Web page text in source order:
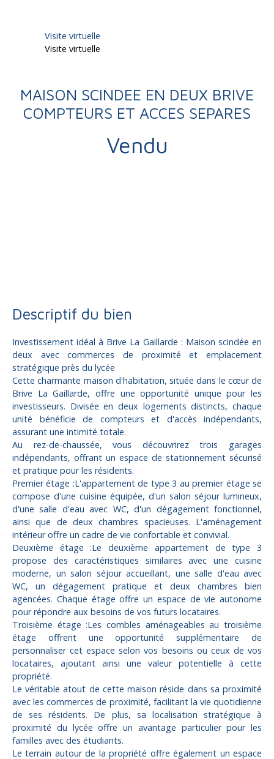
Visite virtuelle
Visite virtuelle
MAISON SCINDEE EN DEUX BRIVE
COMPTEURS ET ACCES SEPARES
Vendu
Descriptif du bien
Investissement idéal à Brive La Gaillarde : Maison scindée en
deux avec commerces de proximité et emplacement
stratégique près du lycée
Cette charmante maison d'habitation, située dans le cœur de
Brive La Gaillarde, offre une opportunité unique pour les
investisseurs. Divisée en deux logements distincts, chaque
unité bénéficie de compteurs et d'accès indépendants,
assurant une intimité totale.
Au rez-de-chaussée, vous découvrirez trois garages
indépendants, offrant un espace de stationnement sécurisé
et pratique pour les résidents.
Premier étage :L'appartement de type 3 au premier étage se
compose d'une cuisine équipée, d'un salon séjour lumineux,
d'une salle d'eau avec WC, d'un dégagement fonctionnel,
ainsi que de deux chambres spacieuses. L'aménagement
intérieur offre un cadre de vie confortable et convivial.
Deuxième étage :Le deuxième appartement de type 3
propose des caractéristiques similaires avec une cuisine
moderne, un salon séjour accueillant, une salle d'eau avec
WC, un dégagement pratique et deux chambres bien
agencées. Chaque étage offre un espace de vie autonome
pour répondre aux besoins de vos futurs locataires.
Troisième étage :Les combles aménageables au troisième
étage offrent une opportunité supplémentaire de
personnaliser cet espace selon vos besoins ou ceux de vos
locataires, ajoutant ainsi une valeur potentielle à cette
propriété.
Le véritable atout de cette maison réside dans sa proximité
avec les commerces de proximité, facilitant la vie quotidienne
de ses résidents. De plus, sa localisation stratégique à
proximité du lycée offre un avantage particulier pour les
familles avec des étudiants.
Le terrain autour de la propriété offre également un espace